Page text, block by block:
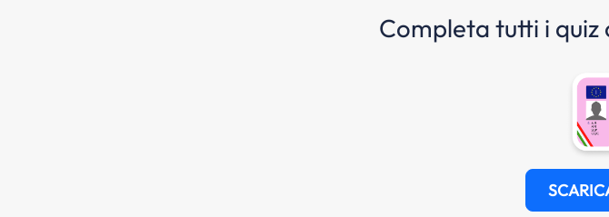
Completa tutti i quiz